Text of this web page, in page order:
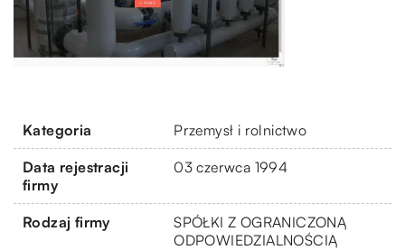
Kategoria Przemysł i rolnictwo
Data rejestracji
firmy
03 czerwca 1994
Rodzaj firmy
SPÓŁKI Z OGRANICZONĄ
ODPOWIEDZIALNOŚCIĄ